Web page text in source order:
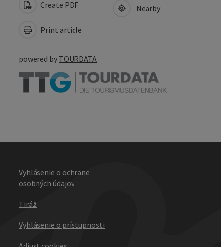
Create PDF
Print article
Nearby
powered by TOURDATA
Vyhlásenie o ochrane
osobných údajov
Tiráž
Vyhlásenie o prístupnosti